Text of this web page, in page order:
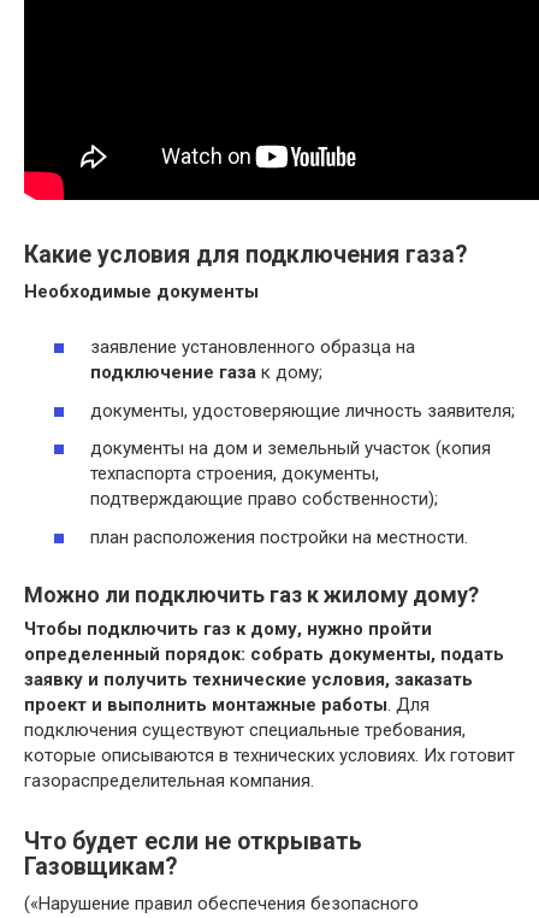
Какие условия для подключения газа?
Необходимые документы
заявление установленного образца на
подключение газа к дому;
документы, удостоверяющие личность заявителя;
документы на дом и земельный участок (копия
техпаспорта строения, документы,
подтверждающие право собственности);
план расположения постройки на местности.
Можно ли подключить газ к жилому дому?
Чтобы подключить газ к дому, нужно пройти
определенный порядок: собрать документы, подать
заявку и получить технические условия, заказать
проект и выполнить монтажные работы. Для
подключения существуют специальные требования,
которые описываются в технических условиях. Их готовит
газораспределительная компания.
Что будет если не открывать
Газовщикам?
(«Нарушение правил обеспечения безопасного